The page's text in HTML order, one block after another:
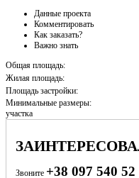
Данные проекта
Комментировать
Как заказать?
Важно знать
Общая площадь:
Жилая площадь:
Площадь застройки:
Минимальные размеры:
участка
Звоните +38 097 540 52